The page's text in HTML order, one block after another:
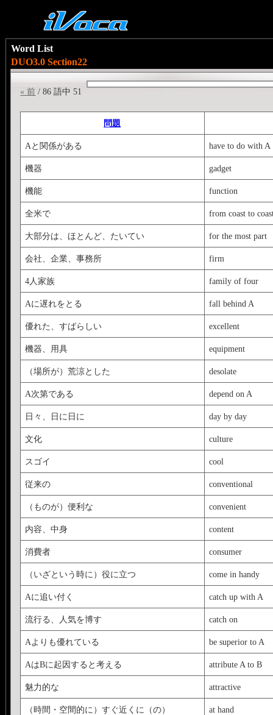
Word List
DUO3.0 Section22
« 前 / 86 語中 51
問題
Aと関係がある have to do with A
機器 gadget
機能 function
全米で from coast to
大部分は、ほとんど、たいてい for the most part
会社、企業、事務所 firm
4人家族 family of four
Aに遅れをとる fall behind A
優れた、すばらしい excellent
機器、用具 equipment
（場所が）荒涼とした desolate
A次第である depend on A
日々、日に日に day by day
文化 culture
スゴイ cool
従来の conventional
（ものが）便利な convenient
内容、中身 content
消費者 consumer
（いざという時に）役に立つ come in handy
Aに追い付く catch up with A
流行る、人気を博す catch on
Aよりも優れている be superior to A
AはBに起因すると考える attribute A to B
魅力的な attractive
（時間・空間的に）すぐ近くに（の） at hand